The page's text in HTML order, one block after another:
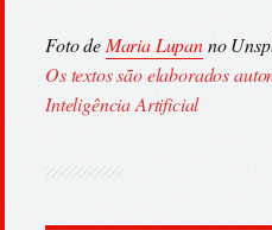
Foto de Maria Lupanno
Os textos são elaborados
Inteligência Artificial